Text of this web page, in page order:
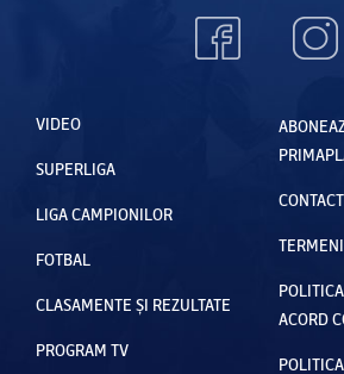
VIDEO
SUPERLIGA
LIGA CAMPIONILOR
FOTBAL
CLASAMENTE ȘI REZULTATE
PROGRAM TV
CONTACT
ACORD